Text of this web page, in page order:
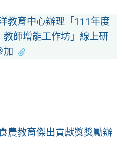
教育中心辦理「111年度
教師增能工作坊」線上研
加
食農教育傑出貢獻獎獎勵辦